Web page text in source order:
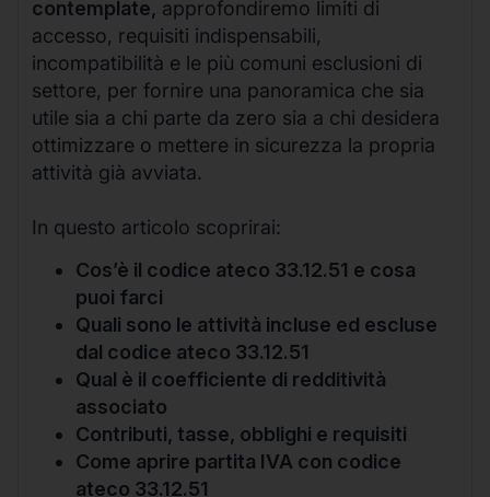
contemplate, approfondiremo limiti di
accesso, requisiti indispensabili,
incompatibilità e le più comuni esclusioni di
settore, per fornire una panoramica che sia
utile sia a chi parte da zero sia a chi desidera
ottimizzare o mettere in sicurezza la propria
attività già avviata.
In questo articolo scoprirai:
Cos’è il codice ateco 33.12.51 e cosa
puoi farci
Quali sono le attività incluse ed escluse
dal codice ateco 33.12.51
Qual è il coefficiente di redditività
associato
Contributi, tasse, obblighi e requisiti
Come aprire partita IVA con codice
ateco 33.12.51